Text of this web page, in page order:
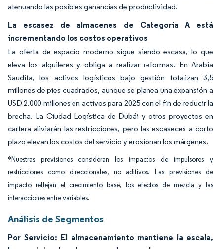
atenuando las posibles ganancias de productividad.
La escasez de almacenes de Categoría A está
incrementando los costos operativos
La oferta de espacio moderno sigue siendo escasa, lo que
eleva los alquileres y obliga a realizar reformas. En Arabia
Saudita, los activos logísticos bajo gestión totalizan 3,5
millones de pies cuadrados, aunque se planea una expansión a
USD 2.000 millones en activos para 2025 con el fin de reducir la
brecha. La Ciudad Logística de Dubái y otros proyectos en
cartera aliviarán las restricciones, pero las escaseces a corto
plazo elevan los costos del servicio y erosionan los márgenes.
*Nuestras previsiones consideran los impactos de impulsores y
restricciones como direccionales, no aditivos. Las previsiones de
impacto reflejan el crecimiento base, los efectos de mezcla y las
interacciones entre variables.
Análisis de Segmentos
Por Servicio: El almacenamiento mantiene la escala,